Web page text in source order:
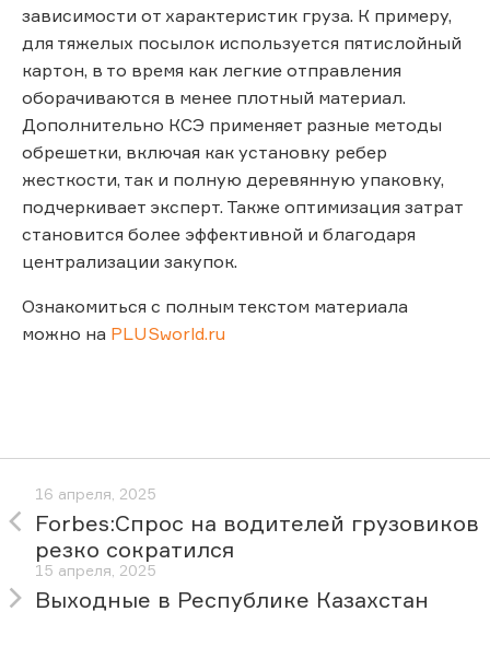
зависимости от характеристик груза. К примеру,
для тяжелых посылок используется пятислойный
картон, в то время как легкие отправления
оборачиваются в менее плотный материал.
Дополнительно КСЭ применяет разные методы
обрешетки, включая как установку ребер
жесткости, так и полную деревянную упаковку,
подчеркивает эксперт. Также оптимизация затрат
становится более эффективной и благодаря
централизации закупок.
Ознакомиться с полным текстом материала
можно на PLUSworld.ru
16 апреля, 2025
Forbes:Спрос на водителей грузовиков
резко сократился
15 апреля, 2025
Выходные в Республике Казахстан